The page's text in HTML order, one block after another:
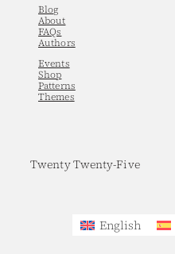
Blog
About
FAQs
Authors
Events
Shop
Patterns
Themes
Twenty Twenty-Five
English